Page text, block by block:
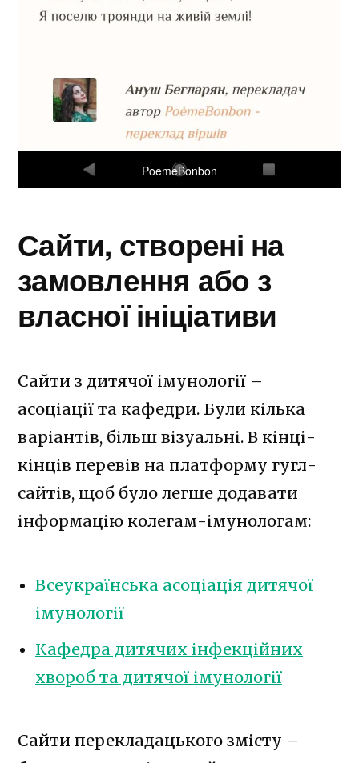
PoemeBonbon
Сайти, створені на
замовлення або з
власної ініціативи
Сайти з дитячої імунології –
асоціації та кафедри. Були кілька
варіантів, більш візуальні. В кінці-
кінців перевів на платформу гугл-
сайтів, щоб було легше додавати
інформацію колегам-імунологам:
Всеукраїнська асоціація дитячої
імунології
Кафедра дитячих інфекційних
хвороб та дитячої імунології
Сайти перекладацького змісту –